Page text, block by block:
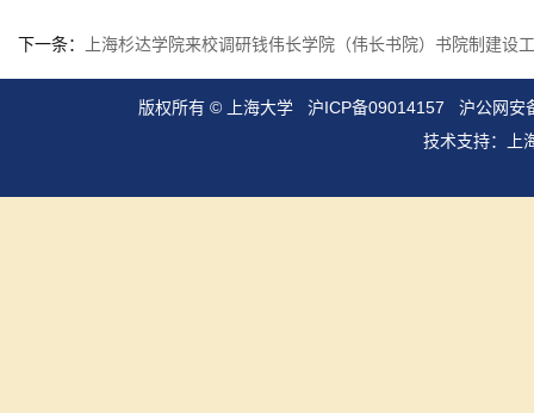
下一条： 上海杉达学院来校调研钱伟长学院（伟长书院）书院制建设
版权所有 ©上海大学 沪ICP备09014157
沪公网安
技术支持：